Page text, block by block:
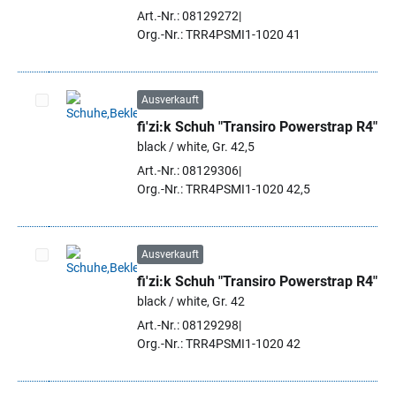
Art.-Nr.: 08129272
Org.-Nr.: TRR4PSMI1-1020 41
Artikel auswählen
Ausverkauft
fi'zi:k Schuh "Transiro Powerstrap R4"
black / white, Gr. 42,5
Art.-Nr.: 08129306
Org.-Nr.: TRR4PSMI1-1020 42,5
Artikel auswählen
Ausverkauft
fi'zi:k Schuh "Transiro Powerstrap R4"
black / white, Gr. 42
Art.-Nr.: 08129298
Org.-Nr.: TRR4PSMI1-1020 42